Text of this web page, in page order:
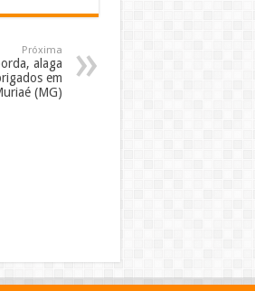
Próxima
alaga
em
(MG)